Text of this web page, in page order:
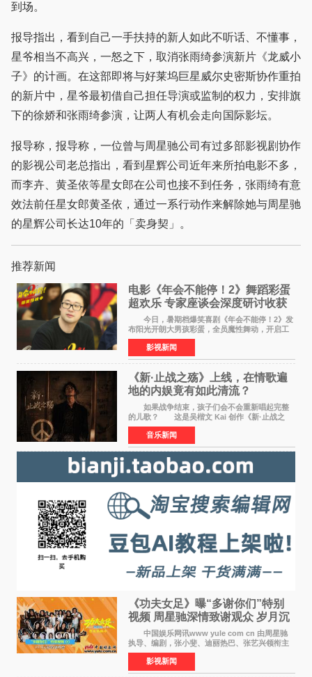
到场。
报导指出，看到自己一手扶持的新人如此不听话、不懂事，
星爷相当不高兴，一怒之下，取消张雨绮参演新片《龙威小
子》的计画。在这部即将与好莱坞巨星威尔史密斯协作重拍
的新片中，星爷最初借自己担任导演或监制的权力，安排旗
下的徐娇和张雨绮参演，让两人有机会走向国际影坛。
报导称，报导称，一位曾与周星驰公司有过多部影视剧协作
的影视公司老总指出，看到星辉公司近年来所拍电影不多，
而李卉、黄圣依等星女郎在公司也接不到任务，张雨绮有意
效法前任星女郎黄圣依，通过一系行动作来解除她与周星驰
的星辉公司长达10年的「卖身契」。
推荐新闻
电影《年会不能停！2》舞蹈彩蛋
超欢乐 专家座谈会深度研讨收获
满满
今日，暑期档爆笑喜剧《年会不能停！2》发
布阳光开朗大男孩彩蛋，全员魔性舞动，开启工
位狂欢模式。影片于昨日同步举办专家座谈会，
导演董润年、总制片人应萝佳出席现场，与一众
业内、学界专家
影视新闻
《新·止战之殇》上线，在情歌遍
地的内娱竟有如此清流？
如果战争结束，孩子们会不会重新唱起完整
的儿歌？ 这是吴楷文 Kai 创作《新·止战之
殇》时最初的想法。 从伊朗相关冲突引发的
地区局势，到世界各地仍在发生的动荡与不安，
战争从来不只
音乐新闻
《功夫女足》曝“多谢你们”特别
视频 周星驰深情致谢观众 岁月沉
淀不灭初心
中国娱乐网讯www yule com cn 由周星驰
执导、编剧，张小斐、迪丽热巴、张艺兴领衔主
演，刘嘉玲、佐藤健特别出演，艾米、雪野、蔡
思贝、胡予安、倪好特别介绍的喜剧电影《功夫
女足》释出多谢你
影视新闻